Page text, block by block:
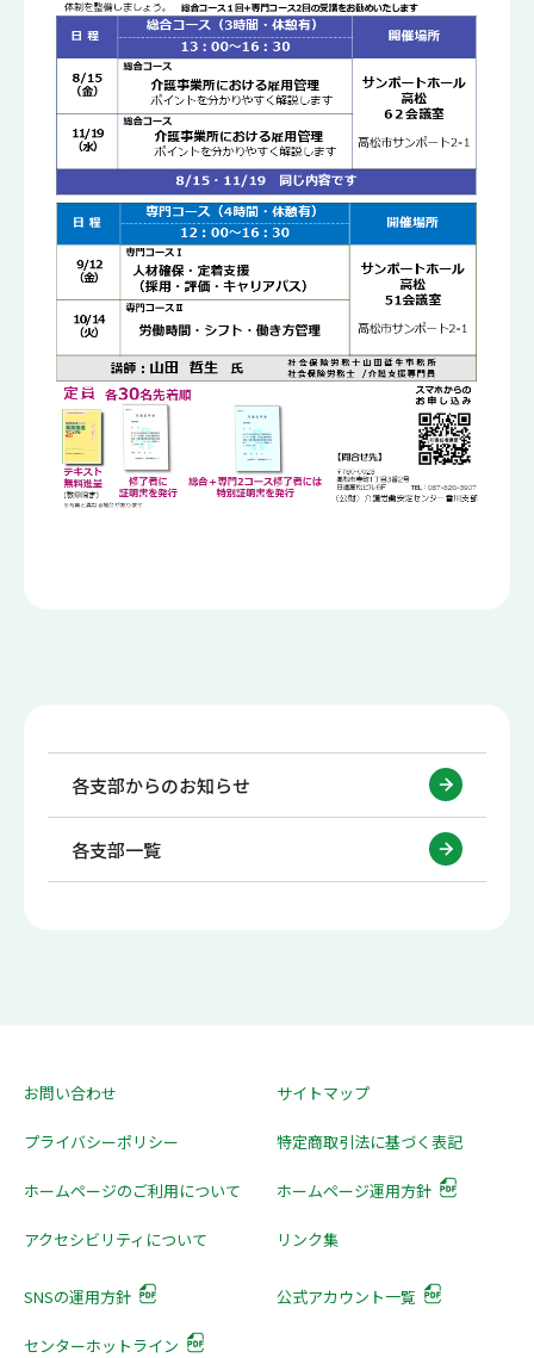
各支部からのお知らせ
各支部一覧
お問い合わせ サイトマップ
プライバシーポリシー 特定商取引法に基づく表記
ホームページのご利用について ホームページ運用方針
アクセシビリティについて リンク集
SNSの運用方針 公式アカウント一覧
センターホットライン